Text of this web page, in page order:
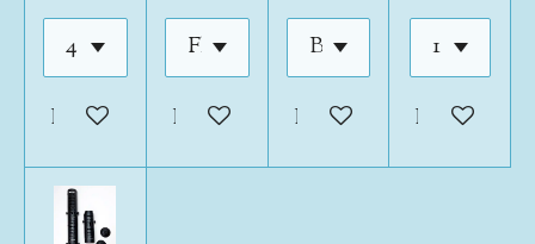
In den WarenkorbIn den WarenkorbIn den Warenkorb
In den